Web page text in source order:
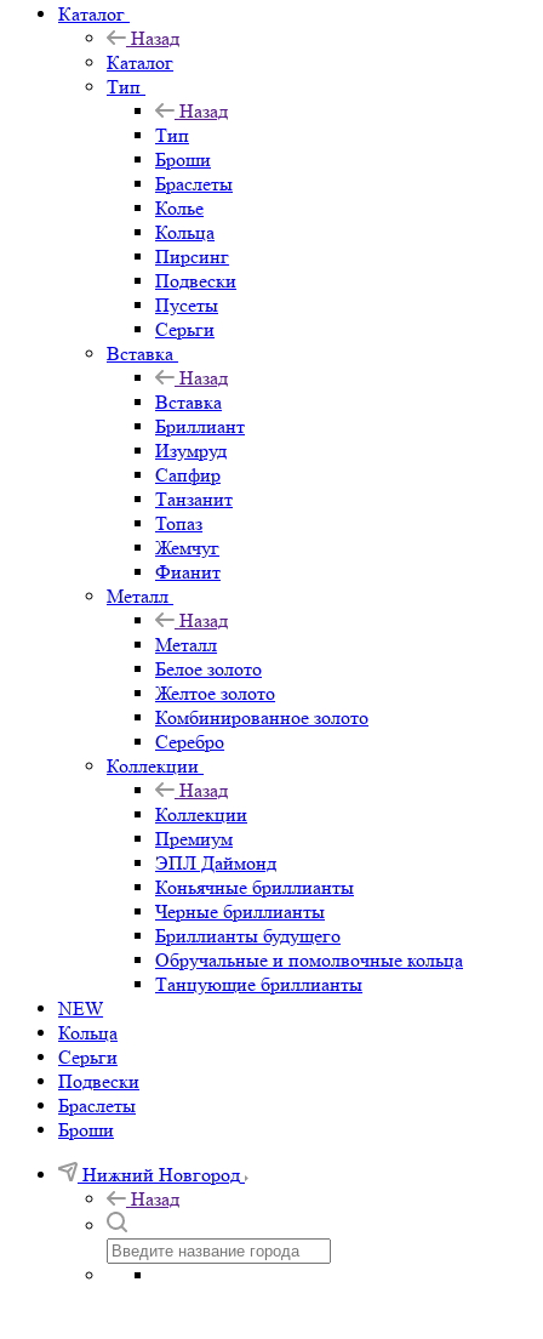
Каталог
Назад
Каталог
Тип
Назад
Тип
Броши
Браслеты
Колье
Кольца
Пирсинг
Подвески
Пусеты
Серьги
Вставка
Назад
Вставка
Бриллиант
Изумруд
Сапфир
Танзанит
Топаз
Жемчуг
Фианит
Металл
Назад
Металл
Белое золото
Желтое золото
Комбинированное золото
Серебро
Коллекции
Назад
Коллекции
Премиум
ЭПЛ Даймонд
Коньячные бриллианты
Черные бриллианты
Бриллианты будущего
Обручальные и помолвочные кольца
Танцующие бриллианты
NEW
Кольца
Серьги
Подвески
Браслеты
Броши
Нижний Новгород
Назад